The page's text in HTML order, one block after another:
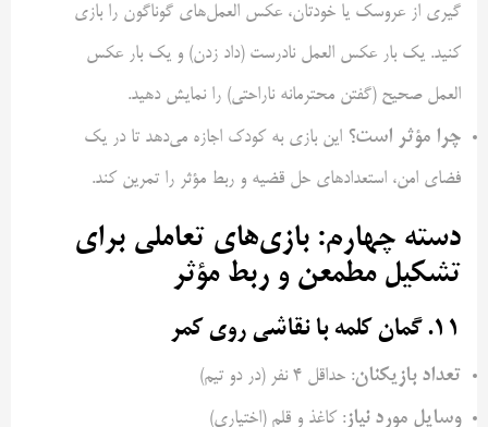
گیری از عروسک یا خودتان، عکس العمل‌های گوناگون را بازی
کنید. یک بار عکس العمل نادرست (داد زدن) و یک بار عکس
العمل صحیح (گفتن محترمانه ناراحتی) را نمایش دهید.
چرا مؤثر است؟ این بازی به کودک اجازه می‌دهد تا در یک
فضای امن، استعداد‌های حل قضیه و ربط مؤثر را تمرین کند.
دسته چهارم: بازی‌های تعاملی برای
تشکیل مطمعن و ربط مؤثر
۱۱. گمان کلمه با نقاشی روی کمر
تعداد بازیکنان: حداقل ۴ نفر (در دو تیم)
وسایل مورد نیاز : کاغذ و قلم (اختیاری)